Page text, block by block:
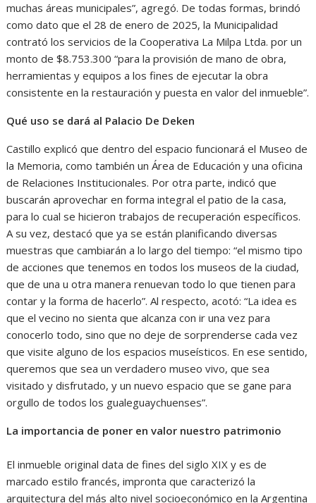
muchas áreas municipales”, agregó. De todas formas, brindó
como dato que el 28 de enero de 2025, la Municipalidad
contrató los servicios de la Cooperativa La Milpa Ltda. por un
monto de $8.753.300 “para la provisión de mano de obra,
herramientas y equipos a los fines de ejecutar la obra
consistente en la restauración y puesta en valor del inmueble”.
Qué uso se dará al Palacio De Deken
Castillo explicó que dentro del espacio funcionará el Museo de
la Memoria, como también un Área de Educación y una oficina
de Relaciones Institucionales. Por otra parte, indicó que
buscarán aprovechar en forma integral el patio de la casa,
para lo cual se hicieron trabajos de recuperación específicos.
A su vez, destacó que ya se están planificando diversas
muestras que cambiarán a lo largo del tiempo: “el mismo tipo
de acciones que tenemos en todos los museos de la ciudad,
que de una u otra manera renuevan todo lo que tienen para
contar y la forma de hacerlo”. Al respecto, acotó: “La idea es
que el vecino no sienta que alcanza con ir una vez para
conocerlo todo, sino que no deje de sorprenderse cada vez
que visite alguno de los espacios museísticos. En ese sentido,
queremos que sea un verdadero museo vivo, que sea
visitado y disfrutado, y un nuevo espacio que se gane para
orgullo de todos los gualeguaychuenses”.
La importancia de poner en valor nuestro patrimonio
El inmueble original data de fines del siglo XIX y es de
marcado estilo francés, impronta que caracterizó la
arquitectura del más alto nivel socioeconómico en la Argentina